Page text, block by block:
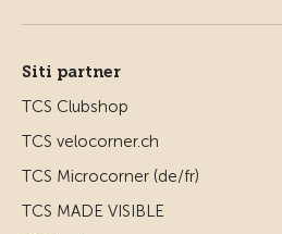
Siti partner
TCS Clubshop
TCS velocorner.ch
TCS Microcorner (de/fr)
TCS MADE VISIBLE